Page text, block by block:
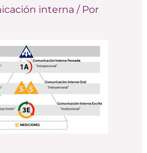
interna / Por